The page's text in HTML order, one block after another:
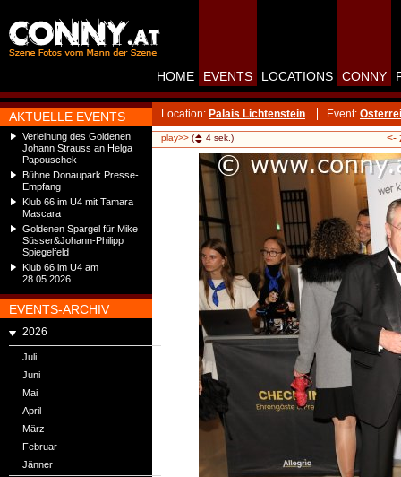
AKTUELLE EVENTS
Verleihung des Goldenen
Johann Strauss an Helga
Papouschek
Bühne Donaupark Presse-
Empfang
Klub 66 im U4 mit Tamara
Mascara
Goldenen Spargel für Mike
Süsser&Johann-Philipp
Spiegelfeld
Klub 66 im U4 am
28.05.2026
EVENTS-ARCHIV
2026
Juli
Juni
Mai
April
März
Februar
Jänner
HOME EVENTS LOCATIONS CONNY
Location: Palais Lichtenstein Event:
play>> ( 4 sek.) <-